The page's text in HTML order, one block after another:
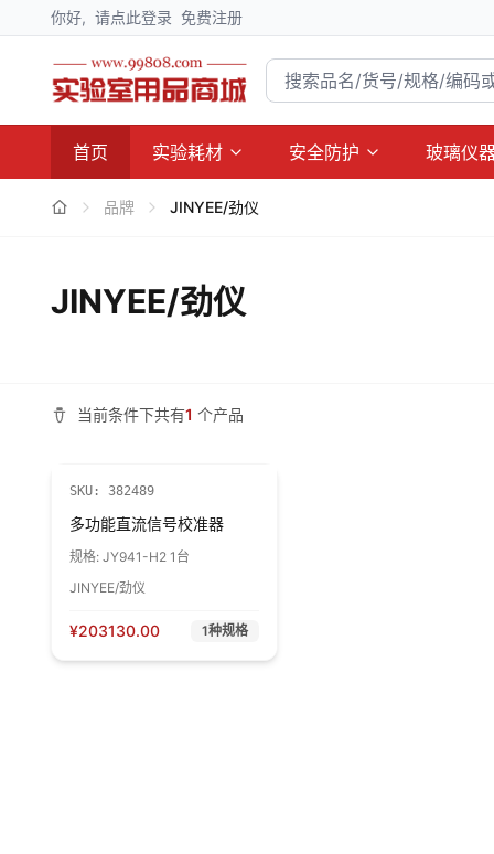
你好, 请点此登录 免费注册
首页 实验耗材 安全防护 玻璃仪
品牌 JINYEE/劲仪
JINYEE/劲仪
当前条件下共有1 个产品
SKU: 382489
多功能直流信号校准器
规格: JY941-H2 1台
JINYEE/劲仪
¥203130.00 1种规格